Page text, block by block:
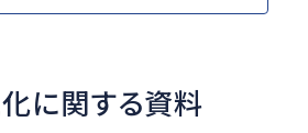
に関する資料